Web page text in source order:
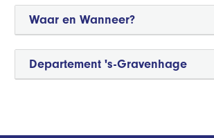
Waar en Wanneer?
Departement 's-Gravenhage